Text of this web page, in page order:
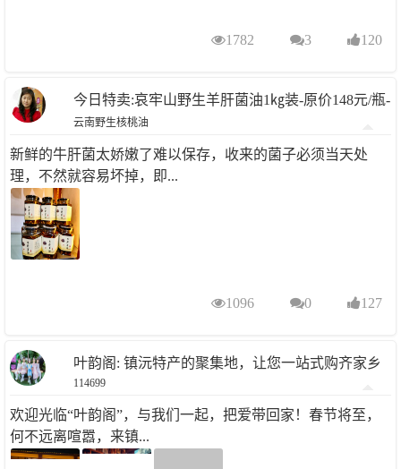
120
3
1782
今日特卖:哀牢山野生羊肝菌油1㎏装-原价148元/瓶-
特卖148元到手2瓶-先抢先得
云南野生核桃油
新鲜的牛肝菌太娇嫩了难以保存，收来的菌子必须当天处
理，不然就容易坏掉，即...
127
0
1096
叶韵阁: 镇沅特产的聚集地，让您一站式购齐家乡
的味道
114699
欢迎光临“叶韵阁”，与我们一起，把爱带回家！春节将至，
何不远离喧嚣，来镇...